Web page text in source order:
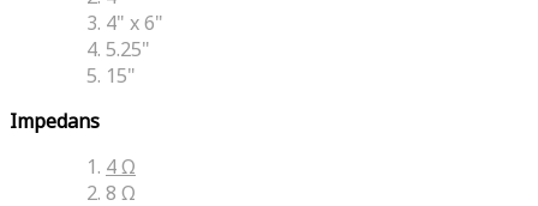
4" x 6"
5.25"
15"
Impedans
4 Ω
8 Ω